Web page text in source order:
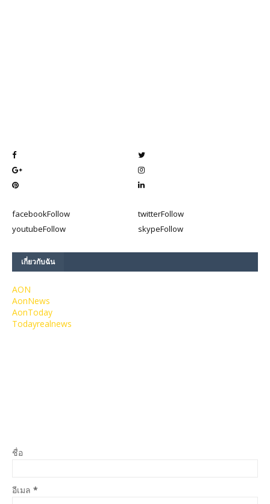
facebookFollow twitterFollow
youtubeFollow skypeFollow
เกี่ยวกับฉัน
AON
AonNews
AonToday
Todayrealnews
ชื่อ
อีเมล *